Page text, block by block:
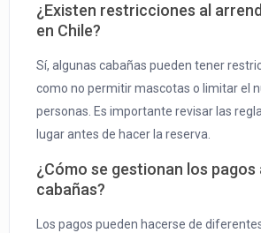
¿Existen restricciones al
en Chile?
Sí, algunas cabañas pueden tener
como no permitir mascotas o limitar el
personas. Es importante revisar las
lugar antes de hacer la reserva.
¿Cómo se gestionan los pagos
cabañas?
Los pagos pueden hacerse de